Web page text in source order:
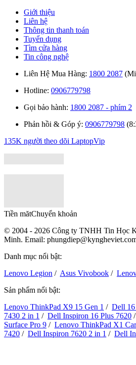
Giới thiệu
Liên hệ
Thông tin thanh toán
Tuyển dụng
Tìm cửa hàng
Tin công nghệ
Liên Hệ Mua Hàng: 1800 2087
Hotline: 0906779798
Gọi bảo hành: 1800 2087 - phím 2
Phản hồi & Góp ý: 0906779798
135K người theo dõi LaptopVip
Tiền mătChuyển khoản
© 2004 - 2026 Công ty TNHH Tin Học
Minh. Email:
Danh mục nổi bật:
Lenovo Legion / Asus Vivobook /
Sản phẩm nổi bật:
Lenovo ThinkPad X9 15 Gen 1 / Dell
7430 2 in 1 / Dell Inspiron 16 Plus 7620 /
Surface Pro 9 / Lenovo ThinkPad X1
7420 / Dell Inspiron 7620 2 in 1 / Dell